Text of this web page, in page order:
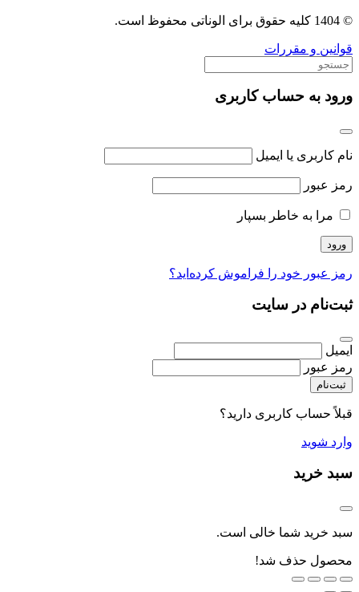
© 1404 کلیه حقوق برای الوناتی محفوظ است.
قوانین و مقررات
ورود به حساب کاربری
نام کاربری یا ایمیل
رمز عبور
مرا به خاطر بسپار
رمز عبور خود را فراموش کرده‌اید؟
ثبت‌نام در سایت
ایمیل
رمز عبور
ثبت‌نام
قبلاً حساب کاربری دارید؟
وارد شوید
سبد خرید
سبد خرید شما خالی است.
محصول حذف شد!